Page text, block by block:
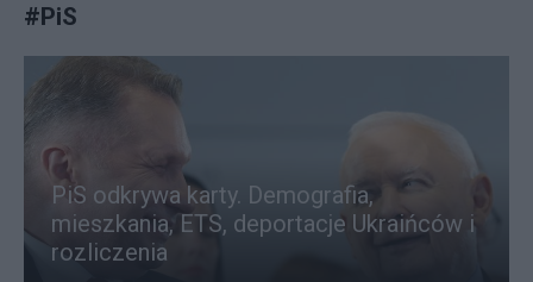
#PiS
PiS odkrywa karty. Demografia,
mieszkania, ETS, deportacje Ukraińców i
rozliczenia